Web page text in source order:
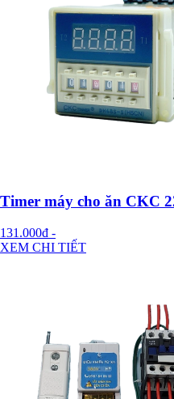
Timer máy cho ăn CKC
131.000đ -
XEM CHI TIẾT